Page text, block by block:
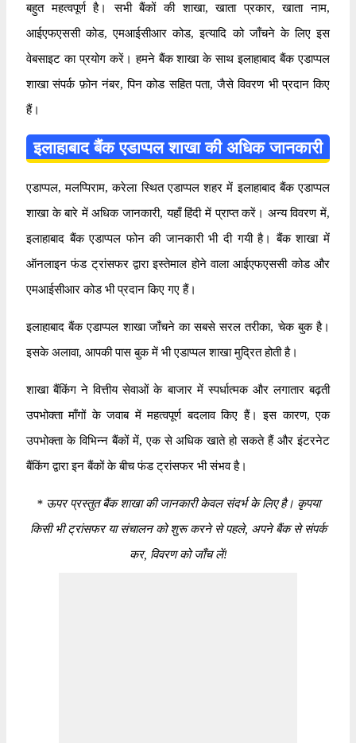
बहुत महत्वपूर्ण है। सभी बैंकों की शाखा, खाता प्रकार, खाता नाम,
आईएफएससी कोड, एमआईसीआर कोड, इत्यादि को जाँचने के लिए इस
वेबसाइट का प्रयोग करें। हमने बैंक शाखा के साथ इलाहाबाद बैंक एडाप्पल
शाखा संपर्क फ़ोन नंबर, पिन कोड सहित पता, जैसे विवरण भी प्रदान किए
हैं।
इलाहाबाद बैंक एडाप्पल शाखा की अधिक जानकारी
एडाप्पल, मलप्पिराम, करेला स्थित एडाप्पल शहर में इलाहाबाद बैंक एडाप्पल
शाखा के बारे में अधिक जानकारी, यहाँ हिंदी में प्राप्त करें। अन्य विवरण में,
इलाहाबाद बैंक एडाप्पल फोन की जानकारी भी दी गयी है। बैंक शाखा में
ऑनलाइन फंड ट्रांसफर द्वारा इस्तेमाल होने वाला आईएफएससी कोड और
एमआईसीआर कोड भी प्रदान किए गए हैं।
इलाहाबाद बैंक एडाप्पल शाखा जाँचने का सबसे सरल तरीका, चेक बुक है।
इसके अलावा, आपकी पास बुक में भी एडाप्पल शाखा मुद्रित होती है।
शाखा बैंकिंग ने वित्तीय सेवाओं के बाजार में स्पर्धात्मक और लगातार बढ़ती
उपभोक्ता माँगों के जवाब में महत्वपूर्ण बदलाव किए हैं। इस कारण, एक
उपभोक्ता के विभिन्न बैंकों में, एक से अधिक खाते हो सकते हैं और इंटरनेट
बैंकिंग द्वारा इन बैंकों के बीच फंड ट्रांसफर भी संभव है।
*ऊपर प्रस्तुत बैंक शाखा की जानकारी केवल संदर्भ के लिए है। कृपया
किसी भी ट्रांसफर या संचालन को शुरू करने से पहले, अपने बैंक से संपर्क
कर, विवरण को जाँच लें!